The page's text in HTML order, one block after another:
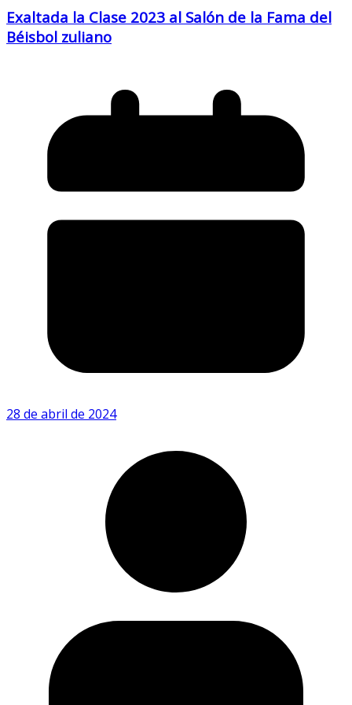
Exaltada la Clase 2023 al Salón de la Fama del
Béisbol zuliano
28 de abril de 2024